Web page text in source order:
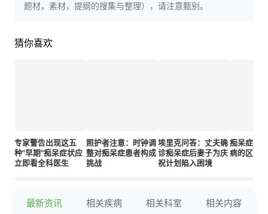
题材，素材，提纲的搜集与整理），请注意甄别。
猜你喜欢
专家警告出现这五
种"早期"痴呆症状应
立即看全科医生
照护者注意：时钟调
整对痴呆症患者构成
挑战
埃里克问答：丈夫确
诊痴呆症后妻子为庆
祝计划陷入困境
痴呆症与
病的区别
最新资讯 相关疾病 相关科室 相关内容